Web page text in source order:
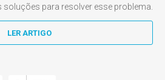
para resolver esse problema.
LER ARTIGO